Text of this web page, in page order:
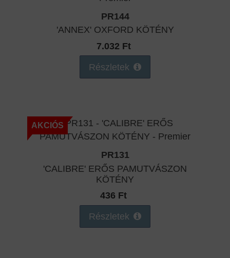
PR144
'ANNEX' OXFORD KÖTÉNY
7.032 Ft
Részletek
AKCIÓS
PR131
'CALIBRE' ERŐS PAMUTVÁSZON
KÖTÉNY
436 Ft
Részletek